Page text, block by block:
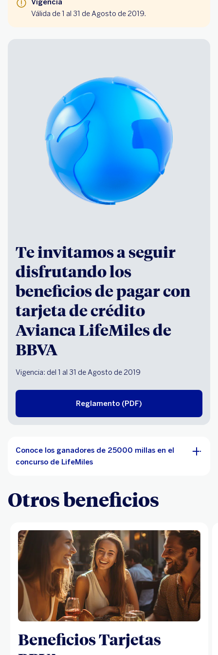
Vigencia
Válida de 1 al 31 de Agosto de 2019.
Te invitamos a seguir
disfrutando los
beneficios de pagar con
tarjeta de crédito
Avianca LifeMiles de
BBVA
Vigencia: del 1 al 31 de Agosto de 2019
Reglamento (PDF)
Conoce los ganadores de 25000 millas en el
concurso de LifeMiles
Otros beneficios
Beneficios Tarjetas